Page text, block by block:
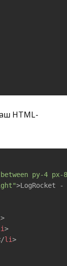
HTML-
py-4 px-
>LogRocket -
>
>
li>